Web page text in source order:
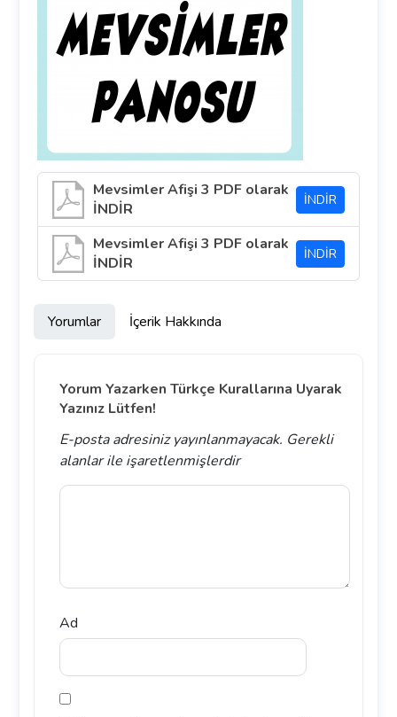
Mevsimler Afişi 3 PDF olarak
İNDİR
İNDİR
Mevsimler Afişi 3 PDF olarak
İNDİR
İNDİR
Yorumlar İçerik Hakkında
Yorum Yazarken Türkçe Kurallarına Uyarak
Yazınız Lütfen!
E-posta adresiniz yayınlanmayacak. Gerekli
alanlarile işaretlenmişlerdir
Ad